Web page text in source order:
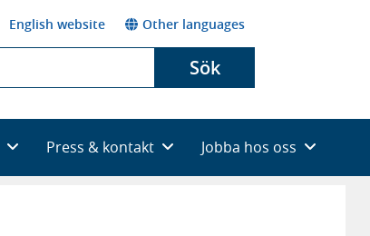
English website Other languages
Sök
Press & kontakt Jobba hos oss